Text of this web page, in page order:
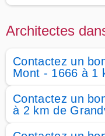
Architectes
Contactez un
Mont - 1666 à 1
Contactez un
à 2 km de